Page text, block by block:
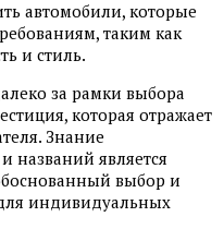
автомобили, которые
таким как
и стиль.
за рамки выбора
которая отражает
Знание
названий является
выбор и
индивидуальных